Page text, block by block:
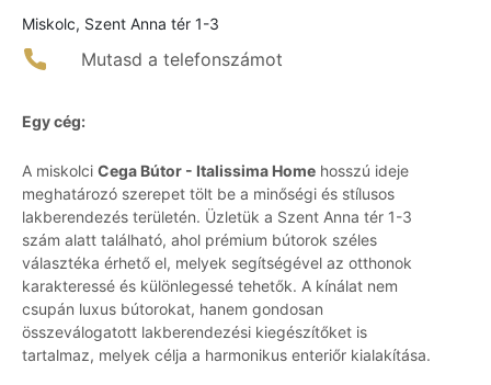
Miskolc, Szent Anna tér 1-3
Mutasd a telefonszámot
Egy cég:
A miskolci Cega Bútor - Italissima Home hosszú ideje
meghatározó szerepet tölt be a minőségi és stílusos
lakberendezés területén. Üzletük a Szent Anna tér 1-3
szám alatt található, ahol prémium bútorok széles
választéka érhető el, melyek segítségével az otthonok
karakteressé és különlegessé tehetők. A kínálat nem
csupán luxus bútorokat, hanem gondosan
összeválogatott lakberendezési kiegészítőket is
tartalmaz, melyek célja a harmonikus enteriőr kialakítása.